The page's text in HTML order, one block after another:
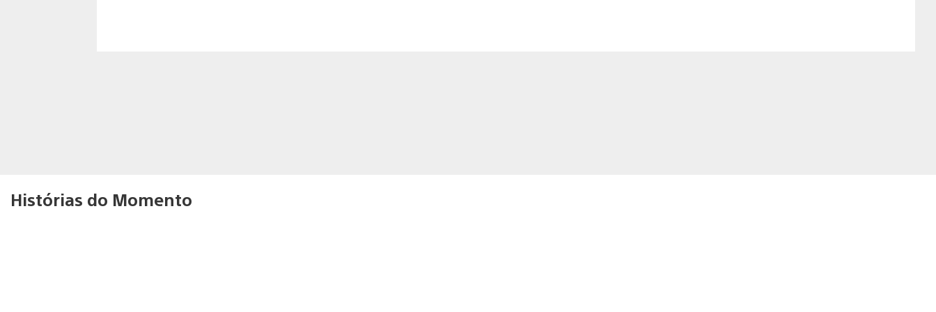
Histórias do Momento